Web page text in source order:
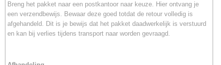
Breng het pakket naar een postkantoor naar keuze. Hier ontvang je
een verzendbewijs. Bewaar deze goed totdat de retour volledig is
afgehandeld. Dit is je bewijs dat het pakket daadwerkelijk is verstuurd
en kan bij verlies tijdens transport naar worden gevraagd.